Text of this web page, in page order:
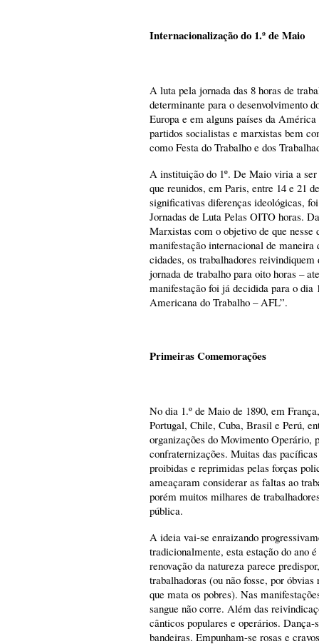
Internacionalização do 1.º de Maio
A luta pela jornada das 8 horas de
determinante para o desenvolvimento
Europa e em alguns países da
partidos socialistas e marxistas bem
como Festa do Trabalho e dos
A instituição do 1º. De Maio viria a ser
que reunidos, em Paris, entre 14 e 21
significativas diferenças ideológicas,
Jornadas de Luta Pelas OITO horas.
Marxistas com o objetivo de que
manifestação internacional de maneira
cidades, os trabalhadores reivindiquem
jornada de trabalho para oito horas –
manifestação foi já decidida para o dia
Americana do Trabalho – AFL”.
Primeiras Comemorações
No dia 1.º de Maio de 1890, em
Portugal, Chile, Cuba, Brasil e Perú,
organizações do Movimento Operário,
confraternizações. Muitas das
proibidas e reprimidas pelas forças
ameaçaram considerar as faltas ao
porém muitos milhares de
pública.
A ideia vai-se enraizando
tradicionalmente, esta estação do ano
renovação da natureza parece
trabalhadoras (ou não fosse, por
que mata os pobres). Nas
sangue não corre. Além das
cânticos populares e operários.
bandeiras. Empunham-se rosas e